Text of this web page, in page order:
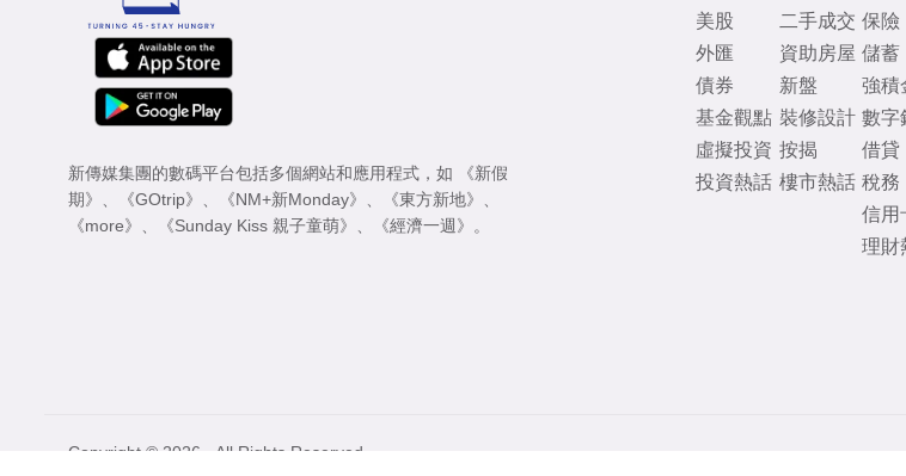
新傳媒集團的數碼平台包括多個網站和應用程式，如
《新假
期》
《GOtrip》 《NM+新Monday》 《東方新地》
《more》
《Sunday Kiss 親子童萌》 《經濟一週》 。
美股
外匯
債券
基金觀點
虛擬投資
投資熱話
二手成交
資助房屋
新盤
裝修設計
按揭
樓市熱話
保險
儲蓄
強積
數字
借貸
稅務
信用
理財
Copyright © 2026 - All Rights Reserved